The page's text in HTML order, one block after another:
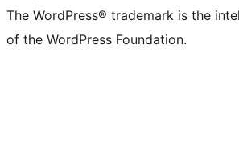
The WordPress® trademark is the
of the WordPress Foundation.